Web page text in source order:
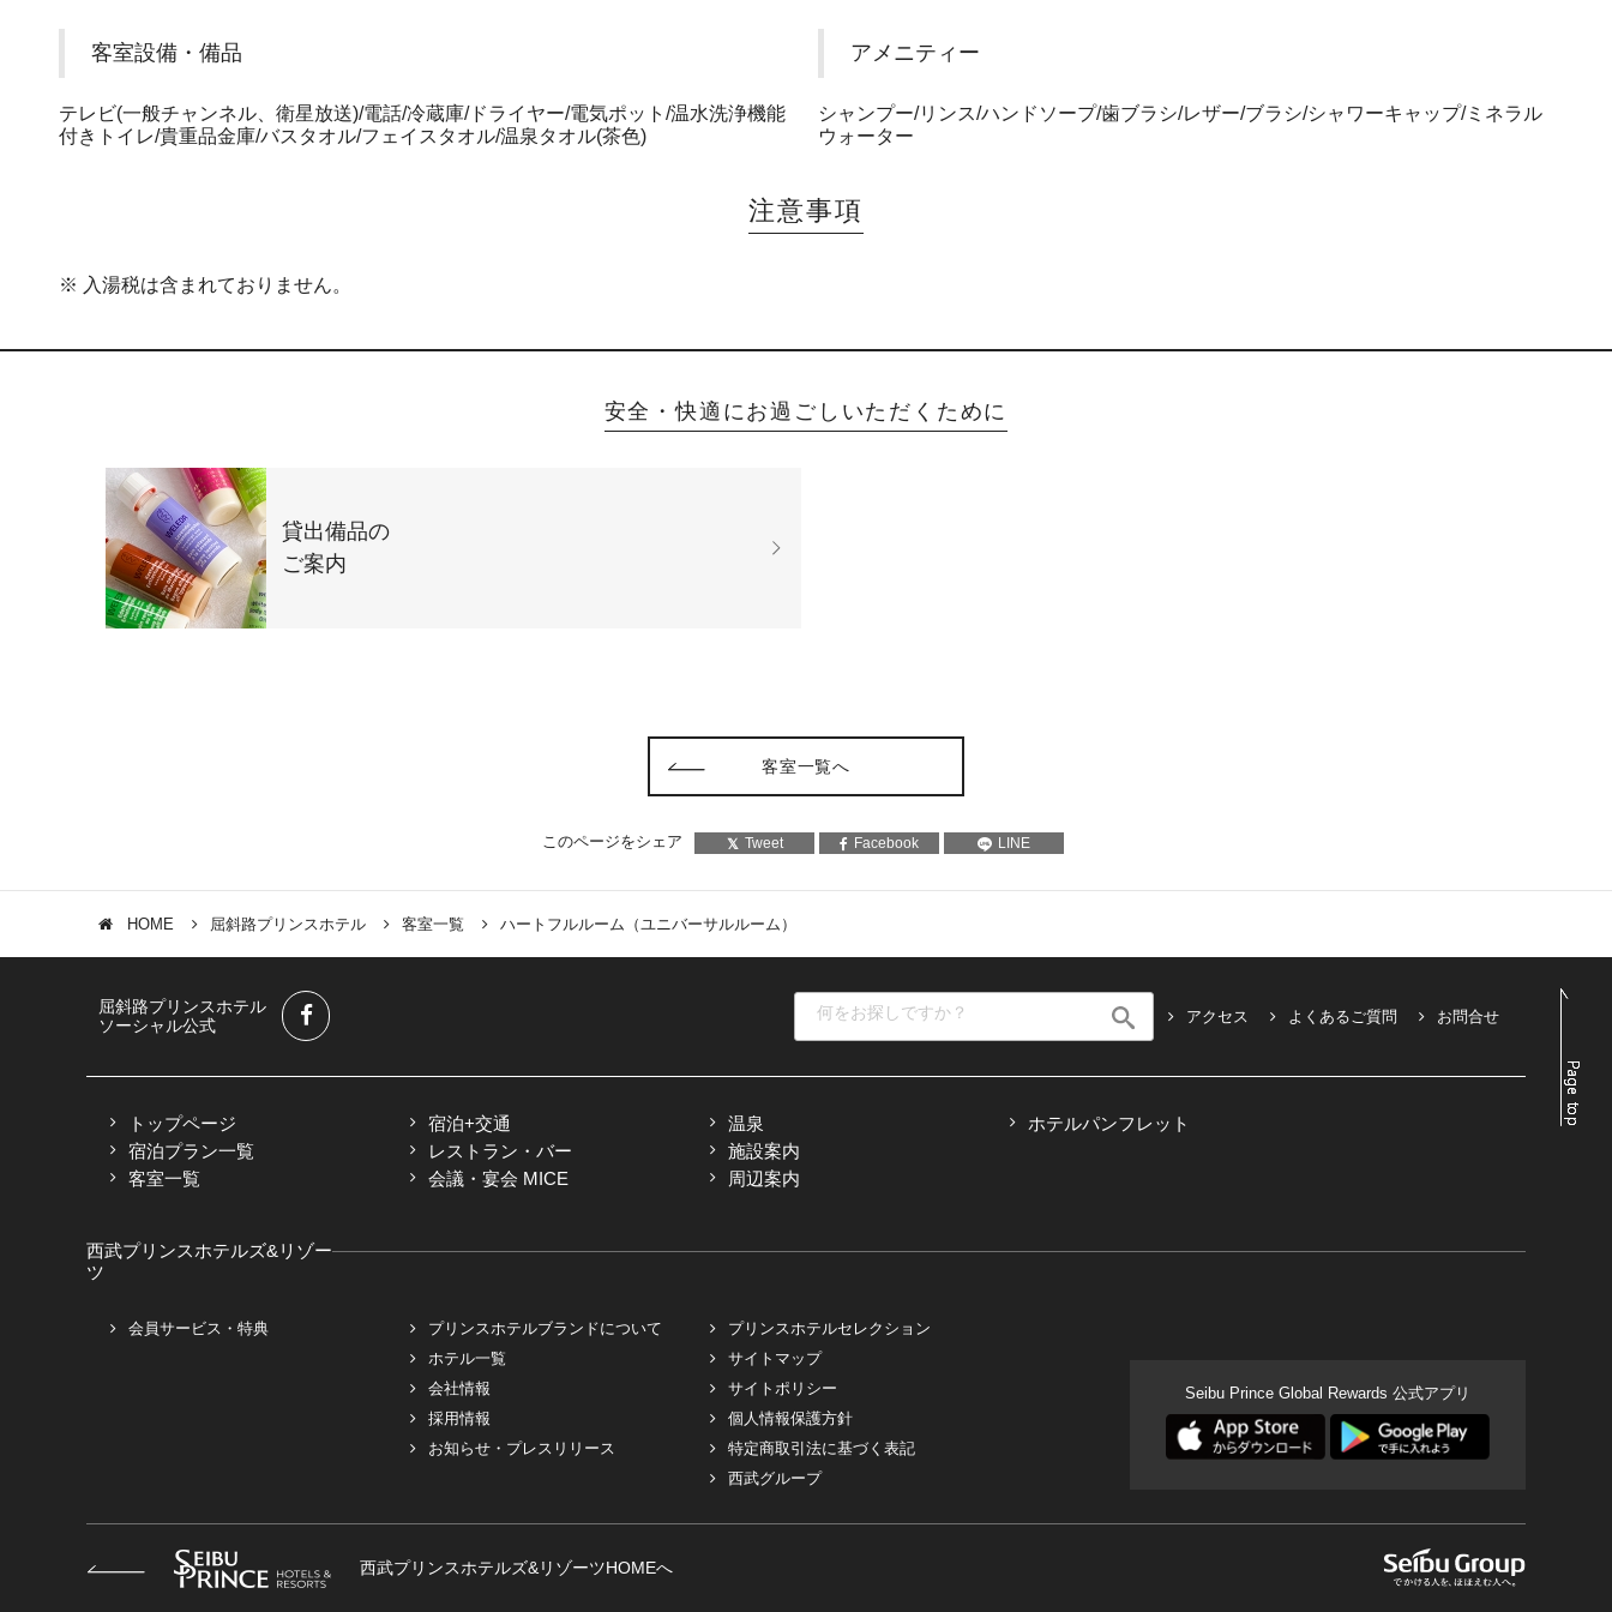
客室設備・備品
テレビ(一般チャンネル、衛星放送)/電話/冷蔵庫/ドライヤー/電気ポット/温水洗浄機能
付きトイレ/貴重品金庫/バスタオル/フェイスタオル/温泉タオル(茶色)
アメニティー
シャンプー/リンス/ハンドソープ/歯ブラシ/レザー/ブラシ/シャワーキャップ/ミネラル
ウォーター
注意事項
※ 入湯税は含まれておりません。
安全・快適にお過ごしいただくために
貸出備品の
ご案内
客室一覧へ
このページをシェア Tweet Facebook LINE
HOME 屈斜路プリンスホテル 客室一覧 ハートフルルーム（ユニバーサルルーム）
屈斜路プリンスホテル
ソーシャル公式
アクセス よくあるご質問 お問合せ
トップページ
宿泊プラン一覧
客室一覧
宿泊+交通
レストラン・バー
会議・宴会 MICE
温泉
施設案内
周辺案内
ホテルパンフレット
西武プリンスホテルズ&リゾー
ツ
会員サービス・特典
プリンスホテルブランドについて
ホテル一覧
会社情報
採用情報
お知らせ・プレスリリース
プリンスホテルセレクション
サイトマップ
サイトポリシー
個人情報保護方針
特定商取引法に基づく表記
西武グループ
Seibu Prince Global Rewards 公式アプリ
西武プリンスホテルズ&リゾーツHOMEへ